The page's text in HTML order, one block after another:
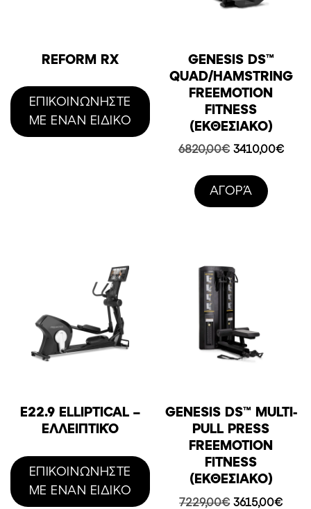
REFORM RX
ΕΠΙΚΟΙΝΩΝΗΣΤΕ
ΜΕ ΕΝΑΝ ΕΙΔΙΚΟ
GENESIS DS™
QUAD/HAMSTRING
FREEMOTION
FITNESS
(ΕΚΘΕΣΙΑΚΟ)
6820,00€ Original
was:
6820,00€.
3410,00€Η
AΓΟΡΆ
E22.9 ELLIPTICAL –
ΕΛΛΕΙΠΤΙΚΌ
ΕΠΙΚΟΙΝΩΝΗΣΤΕ
ΜΕ ΕΝΑΝ ΕΙΔΙΚΟ
GENESIS DS™ MULTI-
PULL PRESS
FREEMOTION
FITNESS
(ΕΚΘΕΣΙΑΚΟ)
7229,00€ Original
3615,00€Η